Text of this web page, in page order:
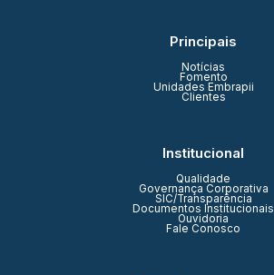
Principais
Notícias
Fomento
Unidades Embrapii
Clientes
Institucional
Qualidade
Governança Corporativa
SIC/Transparência
Documentos Institucionais
Ouvidoria
Fale Conosco